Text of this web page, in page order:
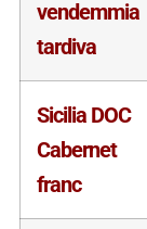
vendemmia
tardiva
Sicilia DOC
Cabernet
franc